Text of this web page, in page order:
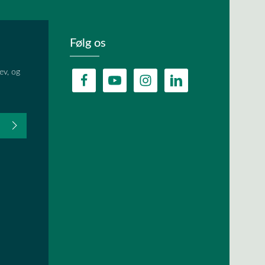
og
Følg os